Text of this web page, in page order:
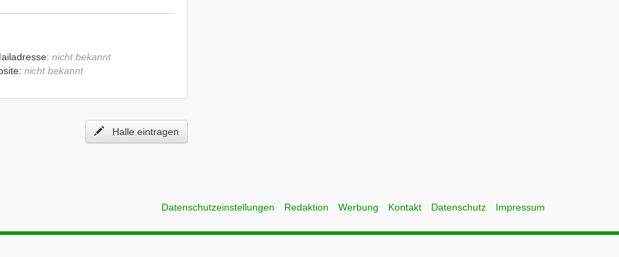
nicht bekannt
nicht bekannt
Halle eintragen
Datenschutzeinstellungen Redaktion Werbung Kontakt Datenschutz Impressum